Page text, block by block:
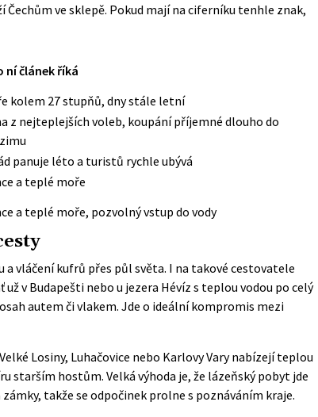
Čechům ve sklepě. Pokud mají na ciferníku tenhle znak,
ní článek říká
kolem 27 stupňů, dny stále letní
z nejteplejších voleb, koupání příjemné dlouho do
panuje léto a turistů rychle ubývá
a teplé moře
a teplé moře, pozvolný vstup do vody
vláčení kufrů přes půl světa. I na takové cestovatele
v Budapešti nebo u jezera Hévíz s teplou vodou po celý
autem či vlakem. Jde o ideální kompromis mezi
Losiny, Luhačovice nebo Karlovy Vary nabízejí teplou
starším hostům. Velká výhoda je, že lázeňský pobyt jde
takže se odpočinek prolne s poznáváním kraje.